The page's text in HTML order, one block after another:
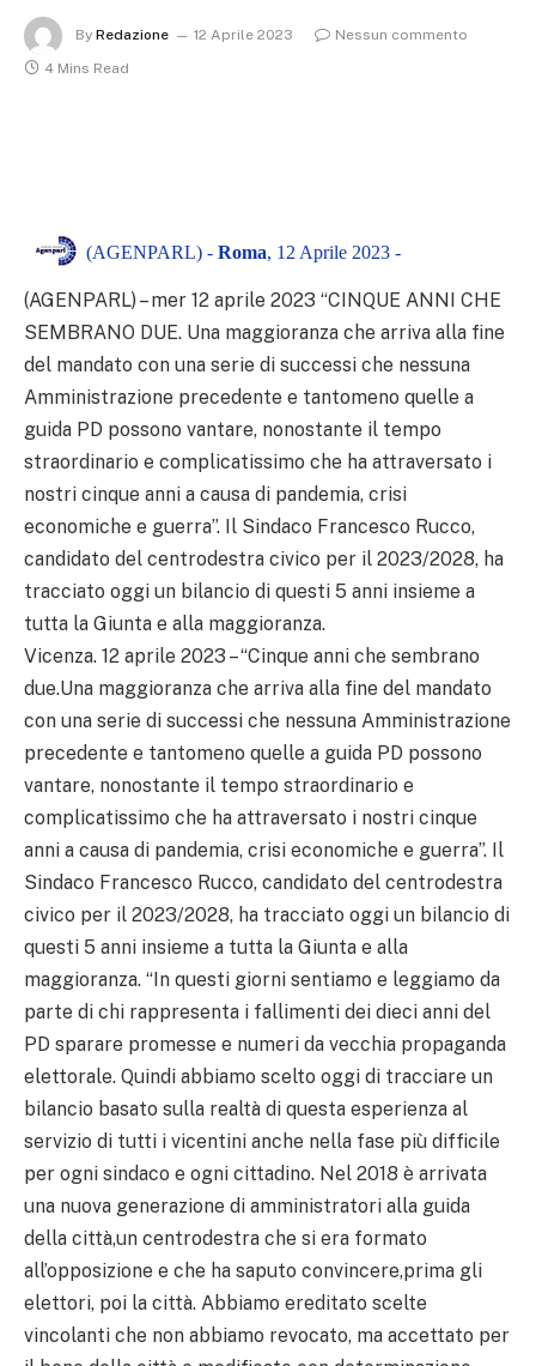
By Redazione 12 Aprile 2023
Nessun commento
4 Mins Read
(AGENPARL) - Roma, 12 Aprile 2023 -
(AGENPARL) – mer 12 aprile 2023 “CINQUE ANNI CHE
SEMBRANO DUE. Una maggioranza che arriva alla fine
del mandato con una serie di successi che nessuna
Amministrazione precedente e tantomeno quelle a
guida PD possono vantare, nonostante il tempo
straordinario e complicatissimo che ha attraversato i
nostri cinque anni a causa di pandemia, crisi
economiche e guerra”. Il Sindaco Francesco Rucco,
candidato del centrodestra civico per il 2023/2028, ha
tracciato oggi un bilancio di questi 5 anni insieme a
tutta la Giunta e alla maggioranza.
Vicenza. 12 aprile 2023 – “Cinque anni che sembrano
due.Una maggioranza che arriva alla fine del mandato
con una serie di successi che nessuna Amministrazione
precedente e tantomeno quelle a guida PD possono
vantare, nonostante il tempo straordinario e
complicatissimo che ha attraversato i nostri cinque
anni a causa di pandemia, crisi economiche e guerra”. Il
Sindaco Francesco Rucco, candidato del centrodestra
civico per il 2023/2028, ha tracciato oggi un bilancio di
questi 5 anni insieme a tutta la Giunta e alla
maggioranza. “In questi giorni sentiamo e leggiamo da
parte di chi rappresenta i fallimenti dei dieci anni del
PD sparare promesse e numeri da vecchia propaganda
elettorale. Quindi abbiamo scelto oggi di tracciare un
bilancio basato sulla realtà di questa esperienza al
servizio di tutti i vicentini anche nella fase più difficile
per ogni sindaco e ogni cittadino. Nel 2018 è arrivata
una nuova generazione di amministratori alla guida
della città,un centrodestra che si era formato
all’opposizione e che ha saputo convincere,prima gli
elettori, poi la città. Abbiamo ereditato scelte
vincolanti che non abbiamo revocato, ma accettato per